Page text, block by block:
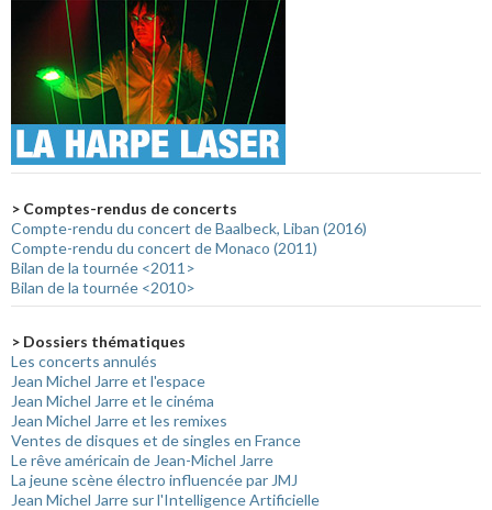
> Comptes-rendus de concerts
Compte-rendu du concert de Baalbeck, Liban (2016)
Compte-rendu du concert de Monaco (2011)
Bilan de la tournée <2011>
Bilan de la tournée <2010>
> Dossiers thématiques
Les concerts annulés
Jean Michel Jarre et l'espace
Jean Michel Jarre et le cinéma
Jean Michel Jarre et les remixes
Ventes de disques et de singles en France
Le rêve américain de Jean-Michel Jarre
La jeune scène électro influencée par JMJ
Jean Michel Jarre sur l'Intelligence Artificielle